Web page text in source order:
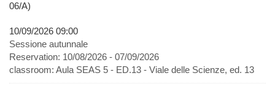
06/A)
10/09/2026 09:00
Sessione autunnale
Reservation: 10/08/2026 - 07/09/2026
classroom: Aula SEAS 5 - ED.13 - Viale delle Scienze, ed. 13